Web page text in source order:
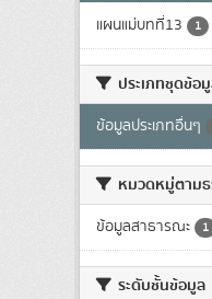
แผนแม่บทที่13 1
ประเภทชุดข้อ
ข้อมูลประเภทอื่นๆ
หมวดหมู่ตาม
ข้อมูลสาธารณะ 1
ระดับชั้นข้อมูล